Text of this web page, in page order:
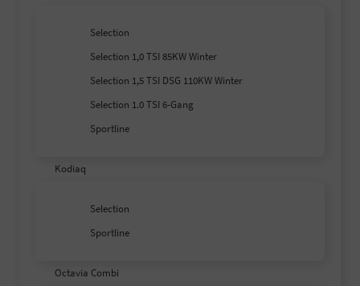
Selection
Selection 1,0 TSI 85KW Winter
Selection 1,5 TSI DSG 110KW Winter
Selection 1.0 TSI 6-Gang
Sportline
Kodiaq
Selection
Sportline
Octavia Combi